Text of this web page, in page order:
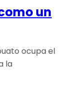
un
ocupa el
la